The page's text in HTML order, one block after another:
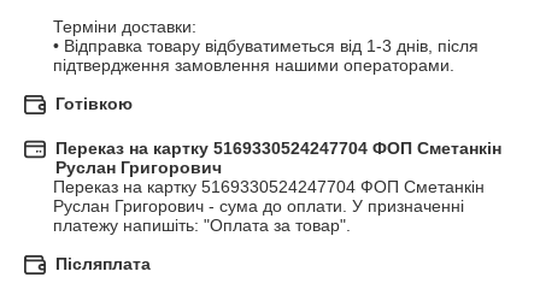
Терміни доставки:
• Відправка товару відбуватиметься від 1-3 днів, після
підтвердження замовлення нашими операторами.
Готівкою
Переказ на картку 5169330524247704 ФОП Сметанкін
Руслан Григорович
Переказ на картку 5169330524247704 ФОП Сметанкін
Руслан Григорович - сума до оплати. У призначенні
платежу напишіть: "Оплата за товар".
Післяплата